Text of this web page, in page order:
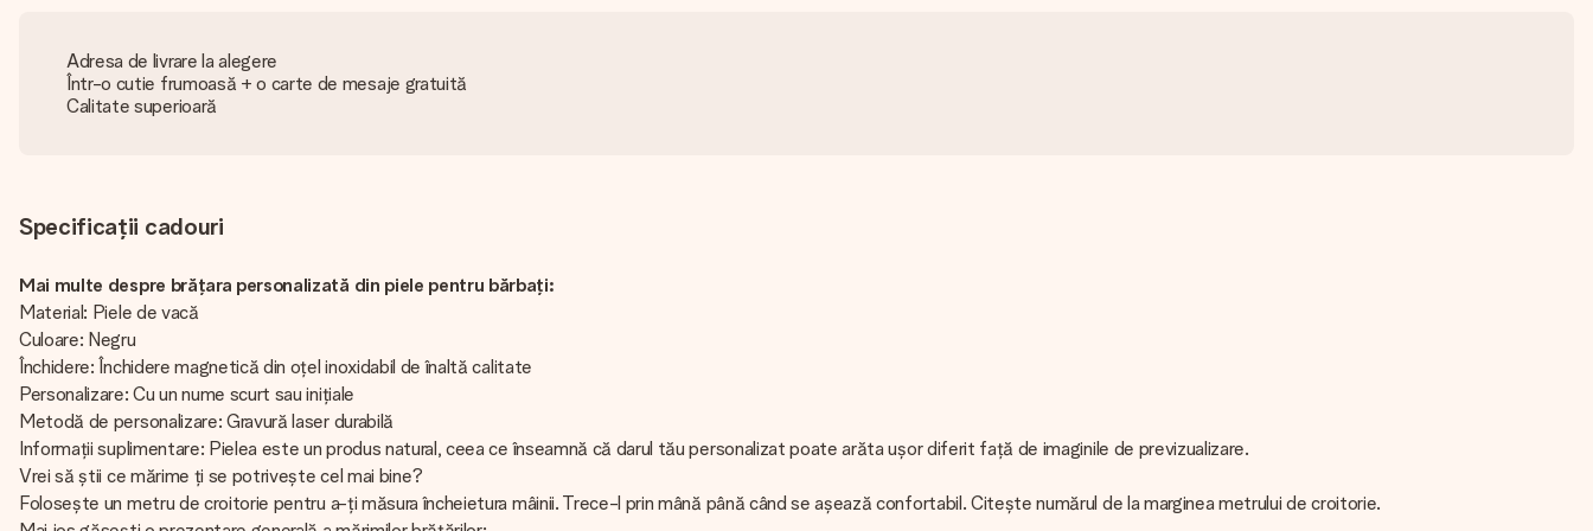
Adresa de livrare la alegere
Într-o cutie frumoasă + o carte de mesaje gratuită
Calitate superioară
Specificații cadouri
Mai multe despre brățara personalizată din piele pentru bărbați:
Material: Piele de vacă
Culoare: Negru
Închidere: Închidere magnetică din oțel inoxidabil de înaltă calitate
Personalizare: Cu un nume scurt sau inițiale
Metodă de personalizare: Gravură laser durabilă
Informații suplimentare: Pielea este un produs natural, ceea ce înseamnă că darul tău personalizat poate arăta ușor diferit față de imaginile de previzualizare.
Vrei să știi ce mărime ți se potrivește cel mai bine?
Folosește un metru de croitorie pentru a-ți măsura încheietura mâinii. Trece-l prin mână până când se așează confortabil. Citește numărul de la marginea metrului de croitorie.